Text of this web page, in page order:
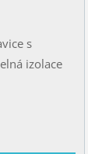
s
izolace